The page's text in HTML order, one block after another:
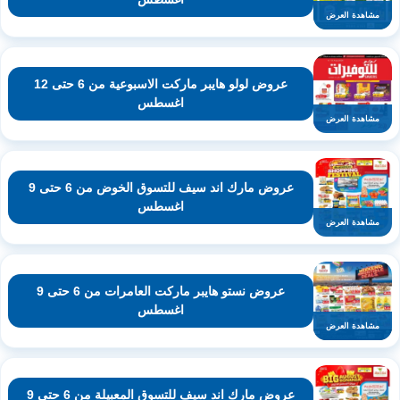
مشاهدة العرض
مشاهدة العرض
عروض لولو هايبر ماركت الاسبوعية من 6 حتى 12
اغسطس
مشاهدة العرض
عروض مارك اند سيف للتسوق الخوض من 6 حتى 9
اغسطس
مشاهدة العرض
عروض نستو هايبر ماركت العامرات من 6 حتى 9
اغسطس
عروض مارك اند سيف للتسوق المعبيلة من 6 حتى 9